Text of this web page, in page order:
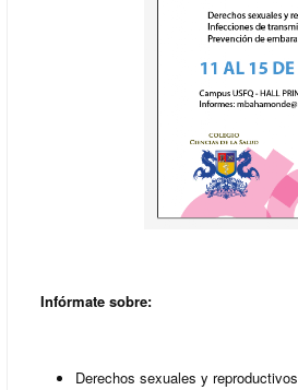
Infórmate sobre:
Derechos sexuales y reproductivos